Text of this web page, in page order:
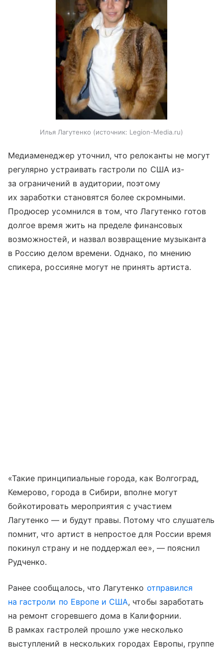
Илья Лагутенко источник: Legion-Media.ru
Медиаменеджер уточнил, что релоканты не могут
регулярно устраивать гастроли по США из-
за ограничений в аудитории, поэтому
их заработки становятся более скромными.
Продюсер усомнился в том, что Лагутенко готов
долгое время жить на пределе финансовых
возможностей, и назвал возвращение музыканта
в Россию делом времени. Однако, по мнению
спикера, россияне могут не принять артиста.
«Такие принципиальные города, как Волгоград,
Кемерово, города в Сибири, вполне могут
бойкотировать мероприятия с участием
Лагутенко — и будут правы. Потому что слушатель
помнит, что артист в непростое для России время
покинул страну и не поддержал ее», — пояснил
Рудченко.
Ранее сообщалось, что Лагутенко отправился
на гастроли по Европе и США, чтобы заработать
на ремонт сгоревшего дома в Калифорнии.
В рамках гастролей прошло уже несколько
выступлений в нескольких городах Европы, группе